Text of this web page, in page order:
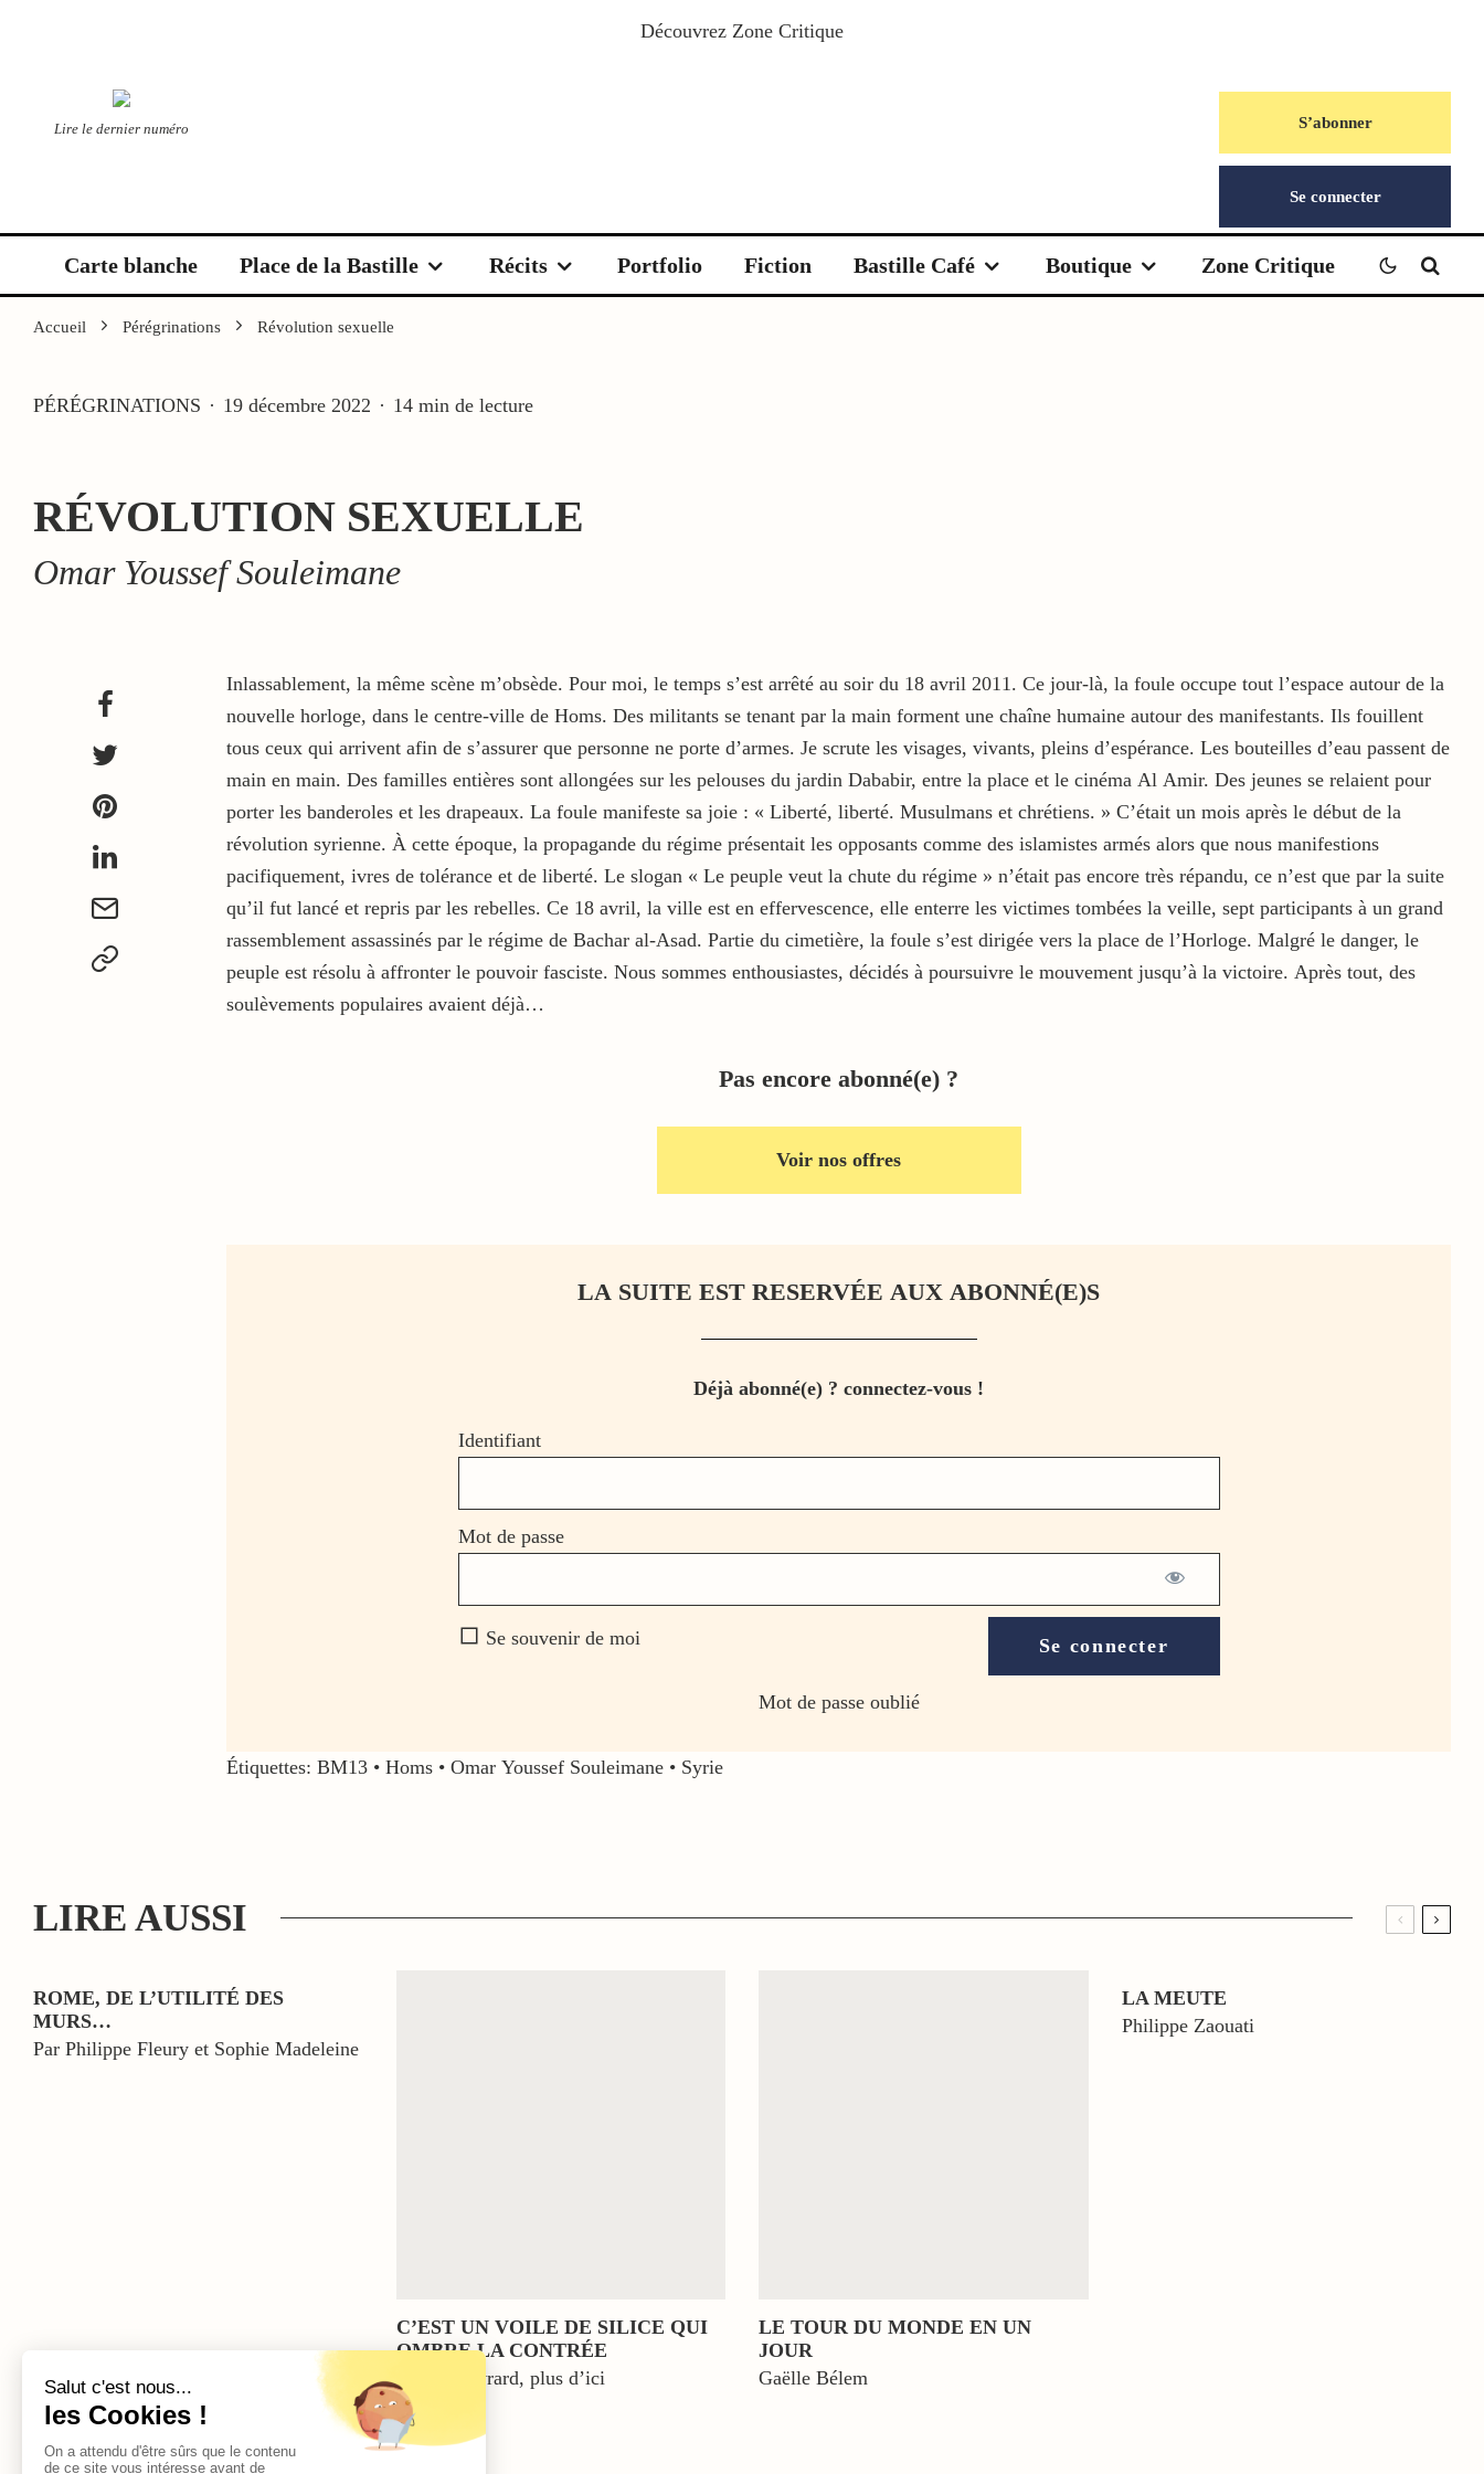
Découvrez Zone Critique
Lire le dernier numéro S’abonner
Se connecter
Carte blanche Place de la Bastille Récits Portfolio Fiction Bastille Café Boutique Zone Critique
Accueil Pérégrinations Révolution sexuelle
PÉRÉGRINATIONS · 19 décembre 2022 · 14 min de lecture
RÉVOLUTION SEXUELLE
Omar Youssef Souleimane
Inlassablement, la même scène m’obsède. Pour moi, le temps s’est arrêté au soir du 18 avril 2011. Ce jour-là, la foule occupe tout l’espace autour de la
nouvelle horloge, dans le centre-ville de Homs. Des militants se tenant par la main forment une chaîne humaine autour des manifestants. Ils fouillent
tous ceux qui arrivent afin de s’assurer que personne ne porte d’armes. Je scrute les visages, vivants, pleins d’espérance. Les bouteilles d’eau passent de
main en main. Des familles entières sont allongées sur les pelouses du jardin Dababir, entre la place et le cinéma Al Amir. Des jeunes se relaient pour
porter les banderoles et les drapeaux. La foule manifeste sa joie : « Liberté, liberté. Musulmans et chrétiens. » C’était un mois après le début de la
révolution syrienne. À cette époque, la propagande du régime présentait les opposants comme des islamistes armés alors que nous manifestions
pacifiquement, ivres de tolérance et de liberté. Le slogan « Le peuple veut la chute du régime » n’était pas encore très répandu, ce n’est que par la suite
qu’il fut lancé et repris par les rebelles. Ce 18 avril, la ville est en effervescence, elle enterre les victimes tombées la veille, sept participants à un grand
rassemblement assassinés par le régime de Bachar al-Asad. Partie du cimetière, la foule s’est dirigée vers la place de l’Horloge. Malgré le danger, le
peuple est résolu à affronter le pouvoir fasciste. Nous sommes enthousiastes, décidés à poursuivre le mouvement jusqu’à la victoire. Après tout, des
soulèvements populaires avaient déjà…
Pas encore abonné(e) ?
Voir nos offres
LA SUITE EST RESERVÉE AUX ABONNÉ(E)S
Déjà abonné(e) ? connectez-vous !
Identifiant
Mot de passe
Se souvenir de moi
Mot de passe oublié
Étiquettes: BM13 • Homs • Omar Youssef Souleimane • Syrie
LIRE AUSSI
ROME, DE L’UTILITÉ DES
MURS…
Par Philippe Fleury et Sophie Madeleine
C’EST UN VOILE DE SILICE QUI
OMBRE LA CONTRÉE
Par Luc Evrard, plus d’ici
LE TOUR DU MONDE EN UN
JOUR
Gaëlle Bélem
LA MEUTE
Philippe Zaouati